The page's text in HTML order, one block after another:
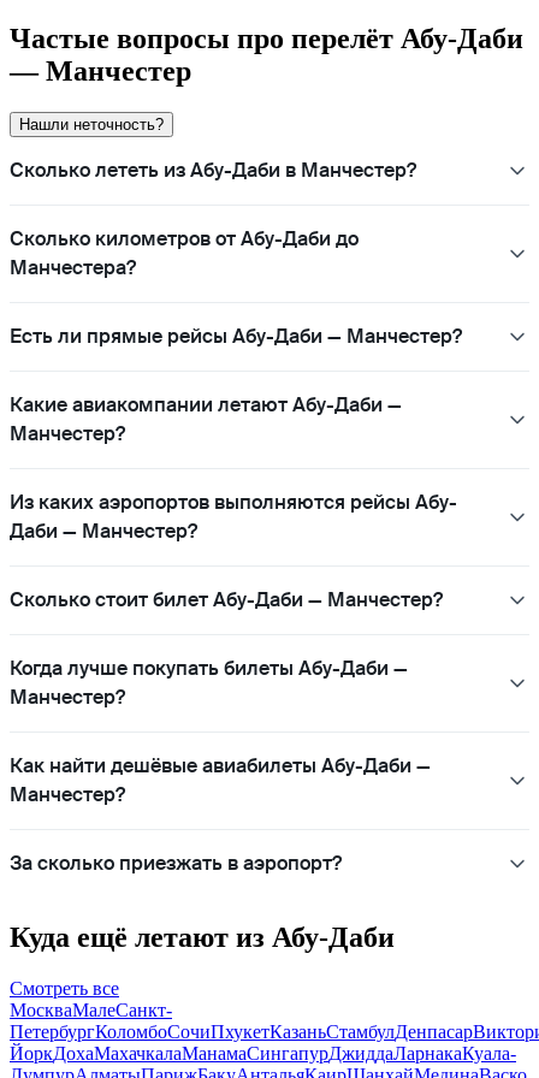
Частые вопросы про перелёт Абу-Даби
— Манчестер
Нашли неточность?
Сколько лететь из Абу-Даби в Манчестер?
Сколько километров от Абу-Даби до
Манчестера?
Есть ли прямые рейсы Абу-Даби — Манчестер?
Какие авиакомпании летают Абу-Даби —
Манчестер?
Из каких аэропортов выполняются рейсы Абу-
Даби — Манчестер?
Сколько стоит билет Абу-Даби — Манчестер?
Когда лучше покупать билеты Абу-Даби —
Манчестер?
Как найти дешёвые авиабилеты Абу-Даби —
Манчестер?
За сколько приезжать в аэропорт?
Куда ещё летают из Абу-Даби
Смотреть все
МоскваМалеСанкт-
ПетербургКоломбоСочиПхукетКазаньСтамбулДенпасар
ЙоркДохаМахачкалаМанамаСингапурДжиддаЛарнакаКуала-